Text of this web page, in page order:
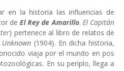
en la historia las influencias de
deEl Rey de Amarillo. El Capitán
) pertenece al libro de relatos de
(1904). En dicha historia,
viaja por el mundo en pos
En su periplo, llega a